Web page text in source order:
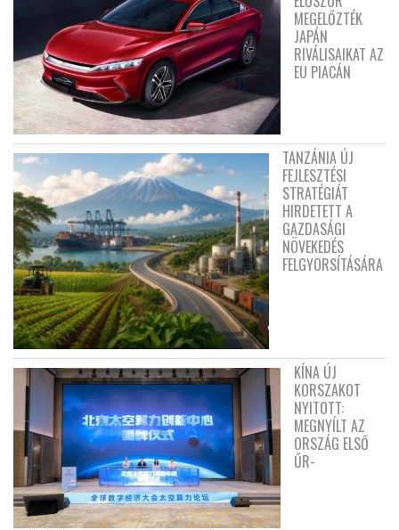
MEGELŐZTÉK
JAPÁN
RIVÁLISAIKAT AZ
EU PIACÁN
TANZÁNIA ÚJ
FEJLESZTÉSI
STRATÉGIÁT
HIRDETETT A
GAZDASÁGI
NÖVEKEDÉS
FELGYORSÍTÁSÁRA
KÍNA ÚJ
KORSZAKOT
NYITOTT:
MEGNYÍLT AZ
ORSZÁG ELSŐ
ŰR-